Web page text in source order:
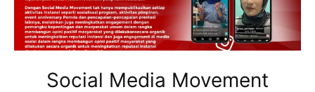
Social Media Movement